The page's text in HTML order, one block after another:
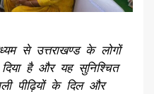
से उत्तराखण्ड के लोगों
है और यह सुनिश्चित
पीढ़ियों के दिल और